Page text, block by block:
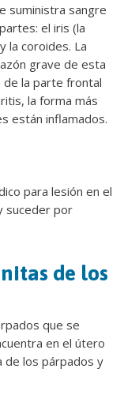
suministra sangre
el iris (la
la coroides. La
grave de esta
de la parte frontal
la forma más
están inflamados.
para lesión en el
suceder por
de los
que se
en el útero
de los párpados y